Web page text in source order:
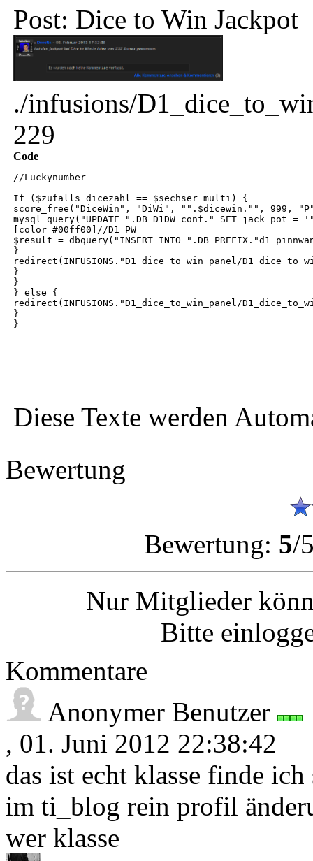
Post: Dice to Win Jackpot
./infusions/
229
Code
//Luckynumber
If ($zufalls_dicezahl == $sechser_multi) {
score_free("DiceWin", "DiWi", "".$dicewin."", 999,
mysql_query("UPDATE ".DB_D1DW_conf." SET
[color=#00ff00]//D1 PW
$result = dbquery("INSERT INTO
}
redirect(INFUSIONS."D1_dice_to_win_panel/
}
}
} else {
redirect(INFUSIONS."D1_dice_to_win_panel/
}
}
Diese Texte werden
Bewertung
Bewertung: 5/
Nur Mitglieder
Bitte
Kommentare
Anonymer Benutzer
, 01. Juni 2012 22:38:42
das ist echt klasse finde
im ti_blog rein profil
wer klasse